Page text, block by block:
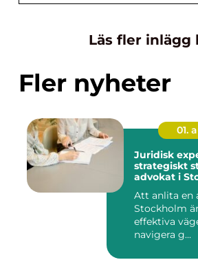
Läs fler inlägg
Fler nyheter
01.
Juridisk
strategiskt
advokat i
Att anlita en
Stockholm
effektiva
navigera g...